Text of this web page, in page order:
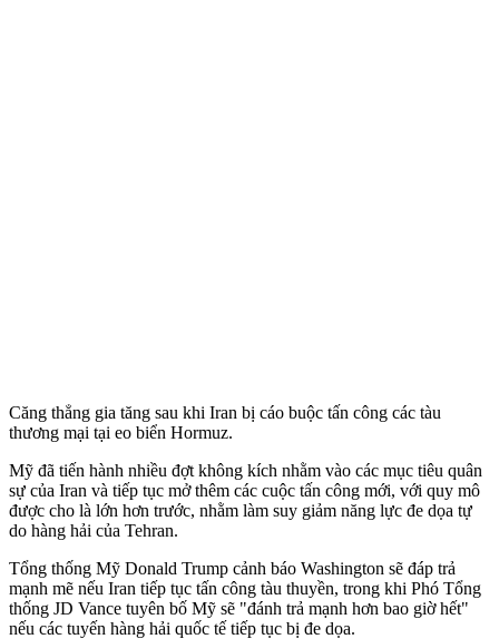
Căng thẳng gia tăng sau khi Iran bị cáo buộc tấn công các tàu
thương mại tại eo biển Hormuz.
Mỹ đã tiến hành nhiều đợt không kích nhằm vào các mục tiêu quân
sự của Iran và tiếp tục mở thêm các cuộc tấn công mới, với quy mô
được cho là lớn hơn trước, nhằm làm suy giảm năng lực đe dọa tự
do hàng hải của Tehran.
Tổng thống Mỹ Donald Trump cảnh báo Washington sẽ đáp trả
mạnh mẽ nếu Iran tiếp tục tấn công tàu thuyền, trong khi Phó Tổng
thống JD Vance tuyên bố Mỹ sẽ "đánh trả mạnh hơn bao giờ hết"
nếu các tuyến hàng hải quốc tế tiếp tục bị đe dọa.